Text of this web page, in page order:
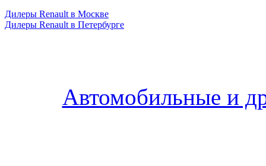
Дилеры Renault в Москве
Дилеры Renault в Петербурге
Автомобильные и